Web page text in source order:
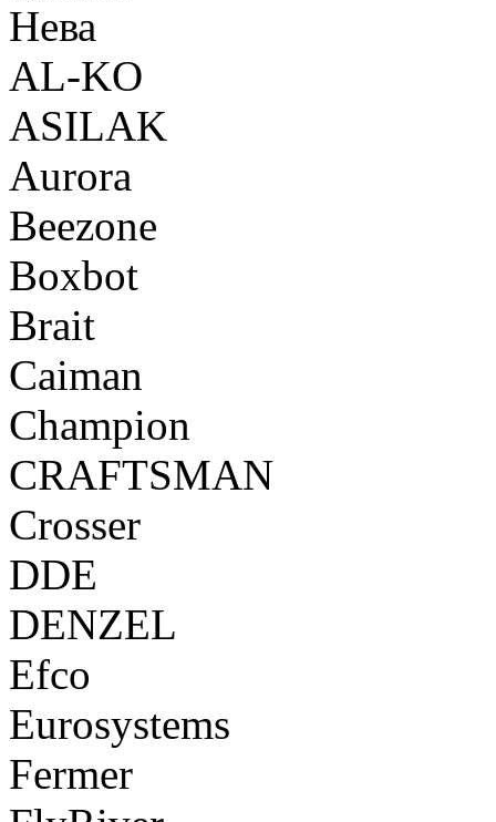
Нева
AL-KO
ASILAK
Aurora
Beezone
Boxbot
Brait
Caiman
Champion
CRAFTSMAN
Crosser
DDE
DENZEL
Efco
Eurosystems
Fermer